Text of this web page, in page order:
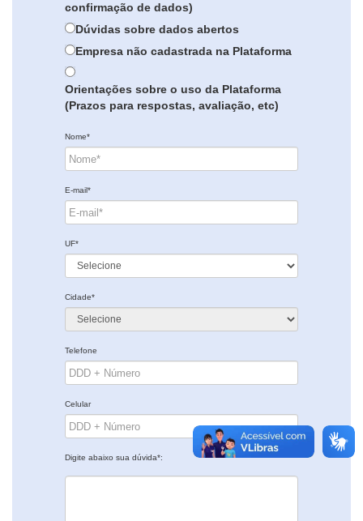
confirmação de dados)
Dúvidas sobre dados abertos
Empresa não cadastrada na Plataforma
Orientações sobre o uso da Plataforma
(Prazos para respostas, avaliação, etc)
Nome*
E-mail*
UF*
Cidade*
Telefone
Celular
Digite abaixo sua dúvida*: